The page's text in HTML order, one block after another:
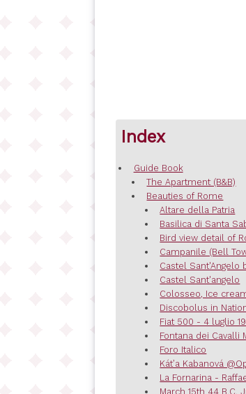
Index
Guide Book
The Apartment (B&B)
Beauties of Rome
Altare della Patria
Basilica di Santa
Bird view detail of
Campanile (Bell
Castel Sant'Angelo
Castel Sant'angelo
Colosseo, Ice
Discobolus in
Fiat 500 - 4 luglio
Fontana dei Cavalli
Foro Italico
Kát’a Kabanová
La Fornarina -
March 15th 44 B.C.